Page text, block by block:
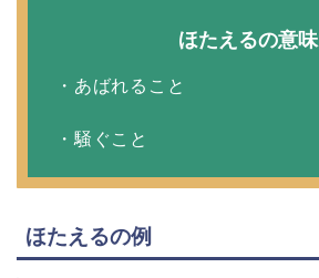
ほたえるの意味
・あばれること
・騒ぐこと
ほたえるの例